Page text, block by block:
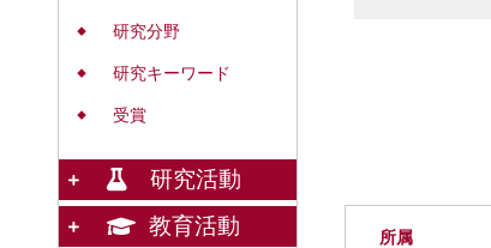
◆ 研究分野
◆ 研究キーワード
◆ 受賞
研究活動
教育活動
所属